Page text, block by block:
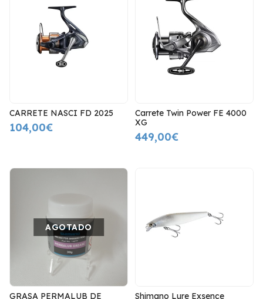
CARRETE NASCI FD 2025
104,00€
Carrete Twin Power FE 4000
XG
449,00€
AGOTADO
GRASA PERMALUB DE Shimano Lure Exsence